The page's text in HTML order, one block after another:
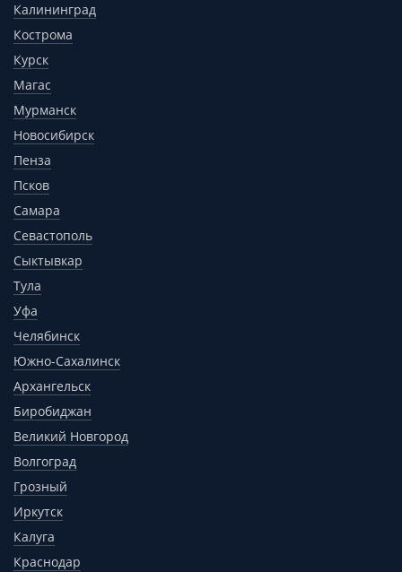
Калининград
Кострома
Курск
Магас
Мурманск
Новосибирск
Пенза
Псков
Самара
Севастополь
Сыктывкар
Тула
Уфа
Челябинск
Южно-Сахалинск
Архангельск
Биробиджан
Великий Новгород
Волгоград
Грозный
Иркутск
Калуга
Краснодар